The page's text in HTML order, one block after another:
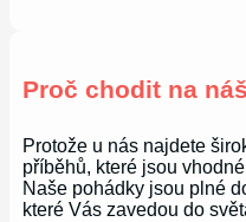
Proč chodit na
Protože u nás najdete
příběhů, které jsou
Naše pohádky jsou plné
které Vás zavedou do